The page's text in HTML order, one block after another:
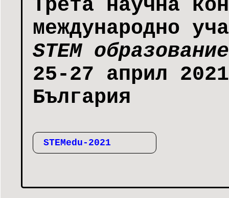
Трета научна
международно
STEM
25-27 април
България
STEMedu-2021